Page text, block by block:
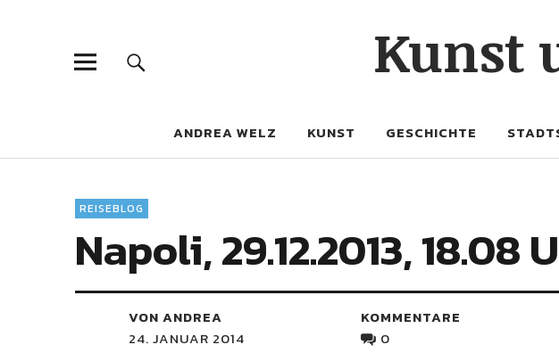
Kunst
ANDREA WELZ KUNST GESCHICHTE
REISEBLOG
Napoli, 29.12.2013, 18.08
VON ANDREA
24. JANUAR 2014
KOMMENTARE
0